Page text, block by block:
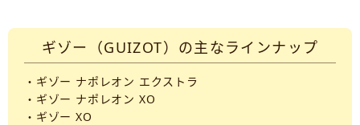
ギゾー（GUIZOT）の主なラインナップ
・ギゾー ナポレオン エクストラ
・ギゾー ナポレオン XO
・ギゾー XO